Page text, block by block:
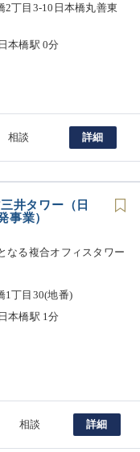
2丁目3-10日本橋丸善東
本橋駅 0分
相談 詳細
井タワー（日
事業）
なる複合オフィスタワー
1丁目30(地番)
本橋駅 1分
相談 詳細